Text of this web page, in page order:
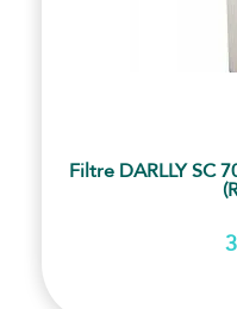
Filtre DARLLY SC